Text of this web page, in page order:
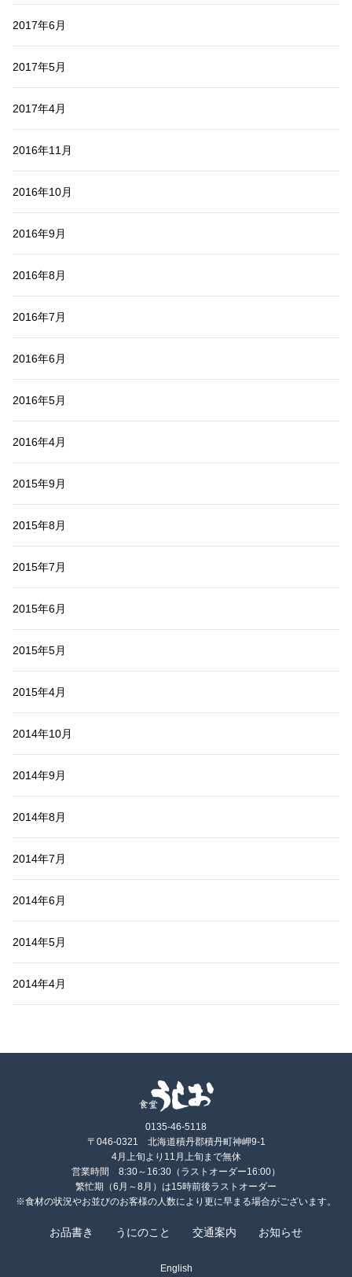
2017年6月
2017年5月
2017年4月
2016年11月
2016年10月
2016年9月
2016年8月
2016年7月
2016年6月
2016年5月
2016年4月
2015年9月
2015年8月
2015年7月
2015年6月
2015年5月
2015年4月
2014年10月
2014年9月
2014年8月
2014年7月
2014年6月
2014年5月
2014年4月
0135-46-5118
〒046-0321 北海道積丹郡積丹町神岬9-1
4月上旬より11月上旬まで無休
営業時間 8:30～16:30（ラストオーダー16:00）
繁忙期（6月～8月）は15時前後ラストオーダー
※食材の状況やお並びのお客様の人数により更に早まる場合がございます。
お品書き うにのこと 交通案内 お知らせ
English